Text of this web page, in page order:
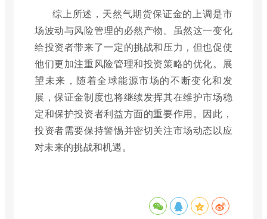
综上所述，天然气期货保证金的上调是市
场波动与风险管理的必然产物。虽然这一变化
给投资者带来了一定的挑战和压力，但也促使
他们更加注重风险管理和投资策略的优化。展
望未来，随着全球能源市场的不断变化和发
展，保证金制度也将继续发挥其在维护市场稳
定和保护投资者利益方面的重要作用。因此，
投资者需要保持警惕并密切关注市场动态以应
对未来的挑战和机遇。